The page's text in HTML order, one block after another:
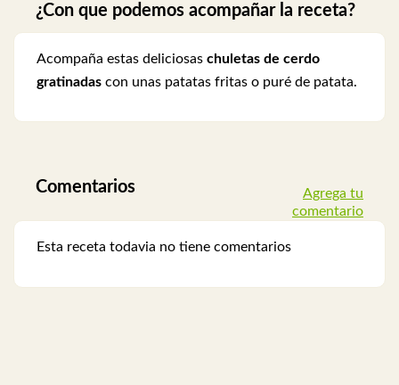
¿Con que podemos acompañar la receta?
Acompaña estas deliciosas chuletas de cerdo
gratinadas con unas patatas fritas o puré de patata.
Comentarios
Agrega tu
comentario
Esta receta todavia no tiene comentarios